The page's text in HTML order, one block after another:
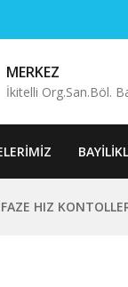
MERKEZ
İkitelli Org.San.Böl.
HIZ